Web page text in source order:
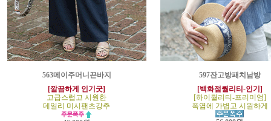
563메이주머니끈바지
[깔끔하게 인기굿]
고급스럽고 시원한
데일리 미시팬츠강추
597잔고방패치남방
[백화점퀄리티-인기]
[하이퀄리티-프리미엄]
폭염에 가볍고 시원하게